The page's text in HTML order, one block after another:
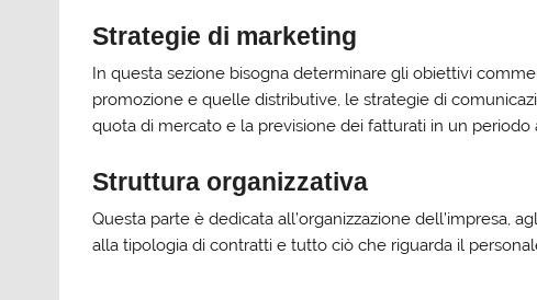
Strategie di marketing
In questa sezione bisogna determinare gli obiettivi
promozione e quelle distributive, le strategie di
quota di mercato e la previsione dei fatturati in un periodo
Struttura organizzativa
Questa parte è dedicata all’organizzazione dell’impresa,
alla tipologia di contratti e tutto ciò che riguarda il